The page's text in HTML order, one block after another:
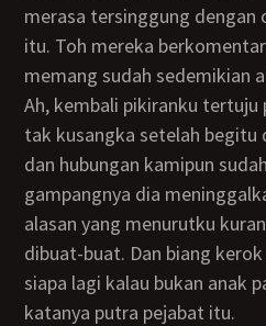
merasa tersinggung dengan
itu. Toh mereka
memang sudah sedemikian
Ah, kembali pikiranku tertuju pada Ririn. Sial benar,
tak kusangka setelah begitu
dan hubungan kamipun
gampangnya dia
alasan yang menurutku
dibuat-buat. Dan biang
siapa lagi kalau bukan anak
katanya putra pejabat itu.